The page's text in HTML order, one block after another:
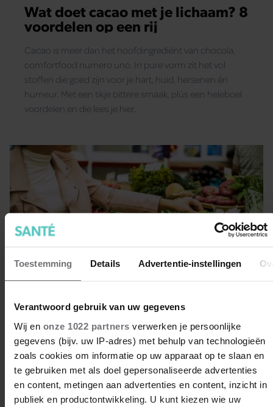
Toestemming Details Advertentie-instellingen
Verantwoord gebruik van uw gegevens
Wij en onze 1022 partners verwerken je persoonlijke
gegevens (bijv. uw IP-adres) met behulp van technologieën
zoals cookies om informatie op uw apparaat op te slaan en
te gebruiken met als doel gepersonaliseerde advertenties
en content, metingen aan advertenties en content, inzicht in
publiek en productontwikkeling. U kunt kiezen wie uw
Wat doet cacao met je lichaam? 8
voordelen op een rij
Cacao is meer dan het hoofdingrediënt van chocola,
comfortfood numero uno. In pure vorm zit het vol
stoffen die goed zijn voor je hart, huid, hersenen én
humeur. Met een tikje bittere smaak, plús een heleboel
voordelen en die lees je hier.
5 handige tips om meer groenten
en fruit te eten
Eet jij graag wat vaker groenten en fruit, en kun je
daarvoor wel wat tips gebruiken? Je bent niet de enige!